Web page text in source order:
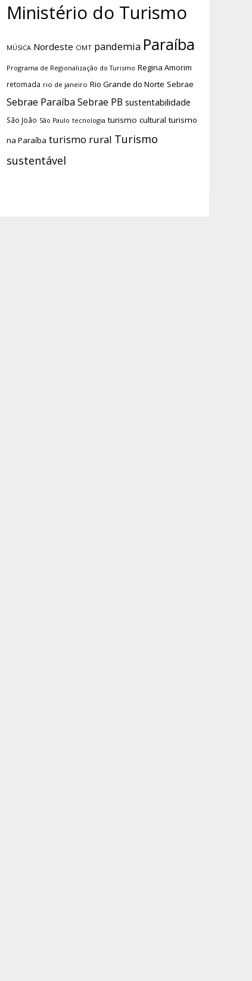
Ministério do Turismo
MÚSICA Nordeste OMT pandemia Paraíba
Programa de Regionalização do Turismo Regina Amorim
retomada rio de janeiro Rio Grande do Norte Sebrae
Sebrae Paraíba Sebrae PB sustentabilidade
São João São Paulo tecnologia turismo cultural turismo
na Paraíba turismo rural Turismo
sustentável